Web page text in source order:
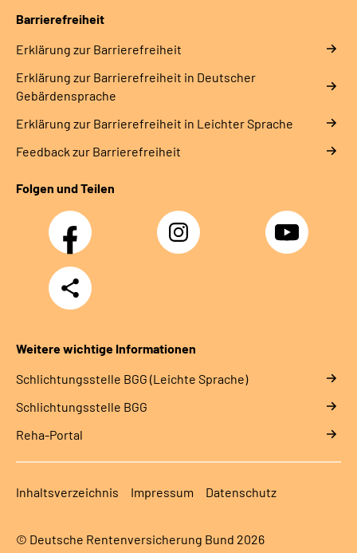
Barrierefreiheit
Erklärung zur Barrierefreiheit
Erklärung zur Barrierefreiheit in Deutscher
Gebärdensprache
Erklärung zur Barrierefreiheit in Leichter Sprache
Feedback zur Barrierefreiheit
Folgen und Teilen
Facebook Instagram YouTube
Teilen
Weitere wichtige Informationen
Schlich­tungs­stel­le BGG (Leichte Sprache)
Schlich­tungs­stel­le BGG
Reha-Portal
Inhaltsverzeichnis Impressum Datenschutz
© Deutsche Rentenversicherung Bund 2026